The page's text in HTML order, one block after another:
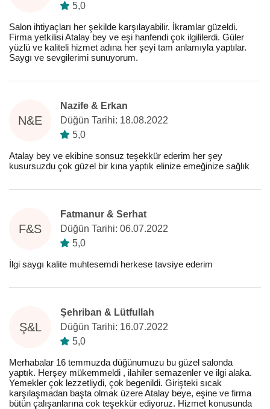
5,0
Salon ihtiyaçları her şekilde karşılayabilir. İkramlar güzeldi.
Firma yetkilisi Atalay bey ve eşi hanfendi çok ilgililerdi. Güler
yüzlü ve kaliteli hizmet adına her şeyi tam anlamıyla yaptılar.
Saygı ve sevgilerimi sunuyorum.
N&E
Nazife & Erkan
Düğün Tarihi: 18.08.2022
5,0
Atalay bey ve ekibine sonsuz teşekkür ederim her şey
kusursuzdu çok güzel bir kına yaptık elinize emeğinize sağlık
F&S
Fatmanur & Serhat
Düğün Tarihi: 06.07.2022
5,0
İlgi saygı kalite muhtesemdi herkese tavsiye ederim
Ş&L
Şehriban & Lütfullah
Düğün Tarihi: 16.07.2022
5,0
Merhabalar 16 temmuzda düğünumuzu bu güzel salonda
yaptık. Herşey mükemmeldi , ilahiler semazenler ve ilgi alaka.
Yemekler çok lezzetliydi, çok begenildi. Girişteki sıcak
karşılaşmadan başta olmak üzere Atalay beye, eşine ve firma
bütün çalışanlarına cok teşekkür ediyoruz. Hizmet konusunda